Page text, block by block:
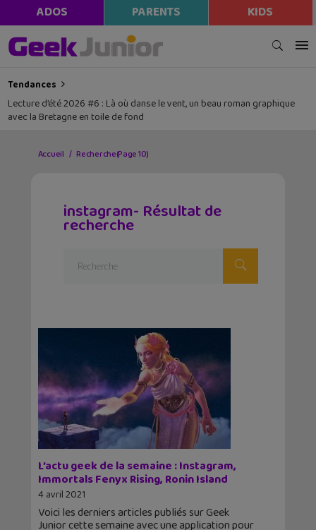
ADOS PARENTS KIDS
Tendances
Lecture d’été 2026 #6 : Là où danse le vent, un beau roman graphique
avec la Bretagne en toile de fond
Accueil Recherche(Page 10)
instagram- Résultat de
recherche
L’actu geek de la semaine : Instagram,
Immortals Fenyx Rising, Ronin Island
4 avril 2021
Voici les derniers articles publiés sur Geek
Junior cette semaine avec une application pour
modal-check